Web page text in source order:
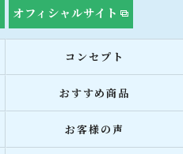
オフィシャルサイト
コンセプト
おすすめ商品
お客様の声